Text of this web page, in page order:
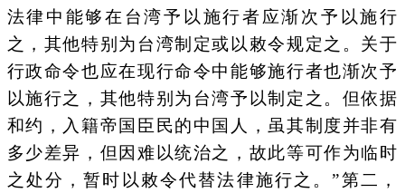
法律中能够在台湾予以施行者应渐次予以施行
之，其他特别为台湾制定或以敕令规定之。关于
行政命令也应在现行命令中能够施行者也渐次予
以施行之，其他特别为台湾予以制定之。但依据
和约，入籍帝国臣民的中国人，虽其制度并非有
多少差异，但因难以统治之，故此等可作为临时
之处分，暂时以敕令代替法律施行之。”第二，